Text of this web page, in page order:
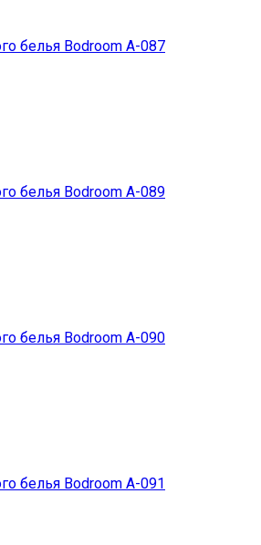
белья Bodroom A-087
белья Bodroom A-089
белья Bodroom A-090
белья Bodroom A-091